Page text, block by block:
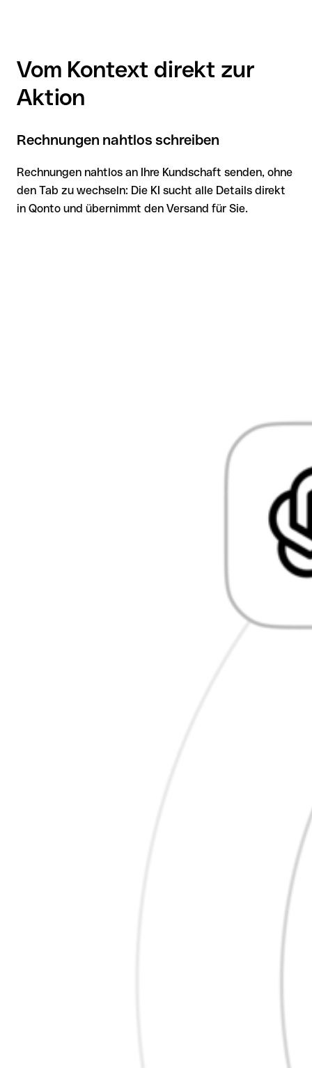
Vom Kontext direkt zur
Aktion
Rechnungen nahtlos schreiben
Rechnungen nahtlos an Ihre Kundschaft senden, ohne
den Tab zu wechseln: Die KI sucht alle Details direkt
in Qonto und übernimmt den Versand für Sie.